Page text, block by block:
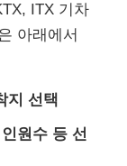
ITX 기차
아래에서
지 선택
원수 등 선